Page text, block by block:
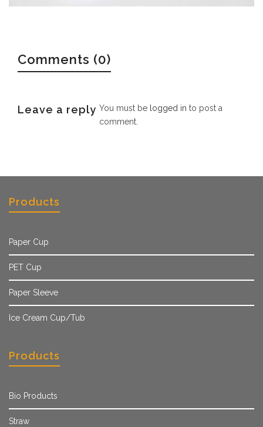
Comments (0)
Leave a reply You must be logged in to post a
comment.
Products
Paper Cup
PET Cup
Paper Sleeve
Ice Cream Cup/Tub
Products
Bio Products
Straw